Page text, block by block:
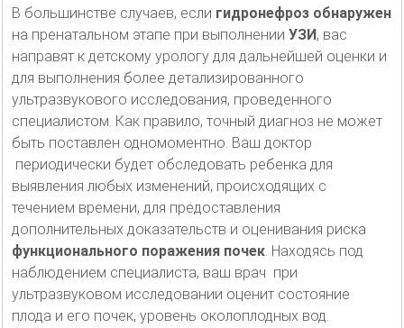
В большинстве случаев, если гидронефроз обнаружен
на пренатальном этапе при выполнении УЗИ, вас
направят к детскому урологу для дальнейшей оценки и
для выполнения более детализированного
ультразвукового исследования, проведенного
специалистом. Как правило, точный диагноз не может
быть поставлен одномоментно. Ваш доктор
периодически будет обследовать ребенка для
выявления любых изменений, происходящих с
течением времени, для предоставления
дополнительных доказательств и оценивания риска
функционального поражения почек. Находясь под
наблюдением специалиста, ваш врач при
ультразвуковом исследовании оценит состояние
плода и его почек, уровень околоплодных вод.